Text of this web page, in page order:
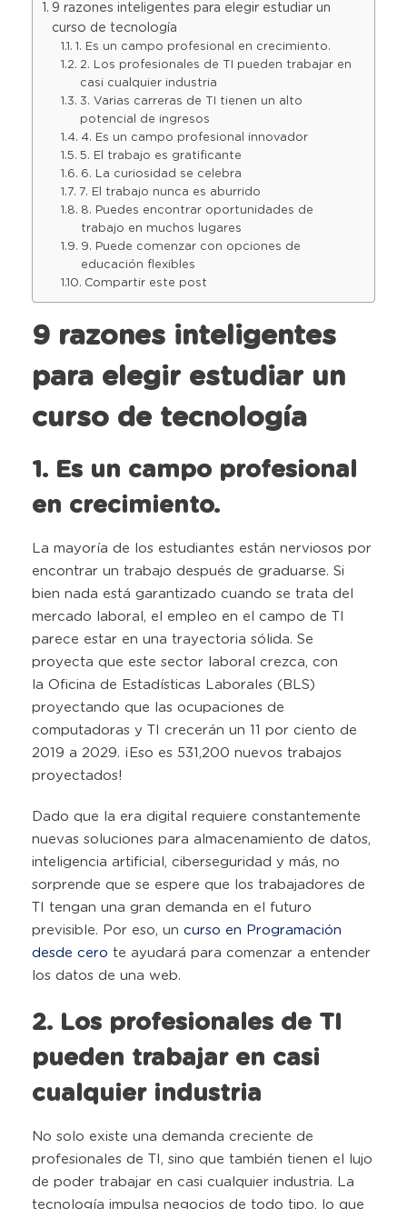
9 razones inteligentes para elegir estudiar un
curso de tecnología
1. Es un campo profesional en crecimiento.
2. Los profesionales de TI pueden trabajar en
casi cualquier industria
3. Varias carreras de TI tienen un alto
potencial de ingresos
4. Es un campo profesional innovador
5. El trabajo es gratificante
6. La curiosidad se celebra
7. El trabajo nunca es aburrido
8. Puedes encontrar oportunidades de
trabajo en muchos lugares
9. Puede comenzar con opciones de
educación flexibles
Compartir este post
9 razones inteligentes
para elegir estudiar un
curso de tecnología
1. Es un campo profesional
en crecimiento.
La mayoría de los estudiantes están nerviosos por
encontrar un trabajo después de graduarse. Si
bien nada está garantizado cuando se trata del
mercado laboral, el empleo en el campo de TI
parece estar en una trayectoria sólida. Se
proyecta que este sector laboral crezca, con
la Oficina de Estadísticas Laborales (BLS)
proyectando que las ocupaciones de
computadoras y TI crecerán un 11 por ciento de
2019 a 2029. ¡Eso es 531,200 nuevos trabajos
proyectados!
Dado que la era digital requiere constantemente
nuevas soluciones para almacenamiento de datos,
inteligencia artificial, ciberseguridad y más, no
sorprende que se espere que los trabajadores de
TI tengan una gran demanda en el futuro
previsible. Por eso, un curso en Programación
desde cero te ayudará para comenzar a entender
los datos de una web.
2. Los profesionales de TI
pueden trabajar en casi
cualquier industria
No solo existe una demanda creciente de
profesionales de TI, sino que también tienen el lujo
de poder trabajar en casi cualquier industria. La
tecnología impulsa negocios de todo tipo, lo que